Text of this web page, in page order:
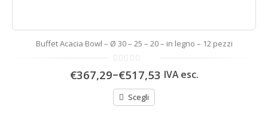
Buffet Acacia Bowl – Ø 30 – 25 – 20 – in legno – 12 pezzi
0
di
€367,29–€517,53 IVA esc.
Scegli